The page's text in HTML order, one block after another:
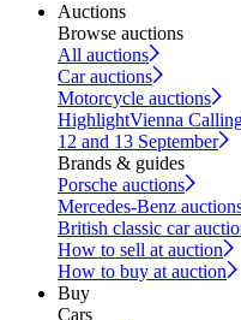
Auctions
Browse auctions
All auctions
Car auctions
Motorcycle auctions
HighlightVienna
12 and 13 September
Brands & guides
Porsche auctions
Mercedes-Benz
British classic car
How to sell at auction
How to buy at auction
Buy
Cars